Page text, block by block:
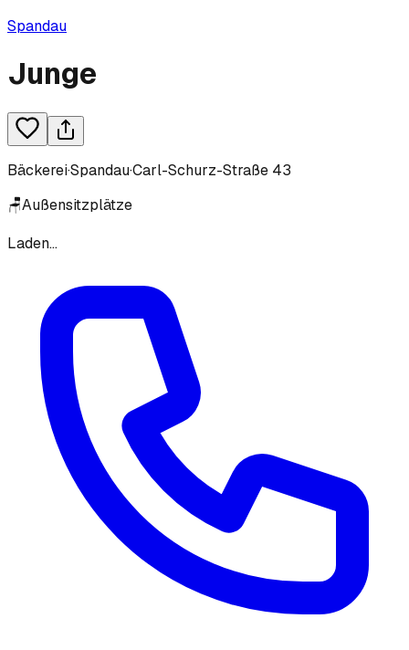
Spandau
Junge
Bäckerei·Spandau·Carl-Schurz-Straße 43
🪑Außensitzplätze
Laden...